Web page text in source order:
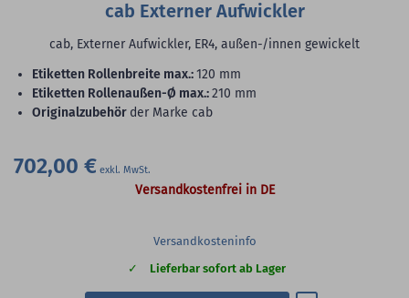
cab Externer Aufwickler
cab, Externer Aufwickler, ER4, außen-/innen gewickelt
Etiketten Rollenbreite max.:120 mm
Etiketten Rollenaußen-Ø max.:210 mm
Originalzubehör der Marke cab
702,00 €
Versandkostenfrei in DE
Versandkosteninfo
Lieferbar sofort ab Lager